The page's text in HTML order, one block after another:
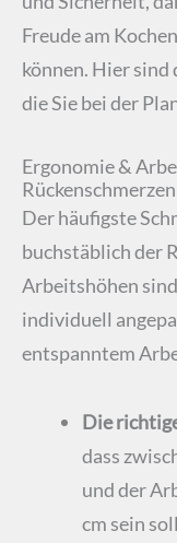
Freude am
können. Hier sind
die Sie bei der
Ergonomie &
Rückenschmerzen
Der häufigste
buchstäblich der
Arbeitshöhen
individuell
entspanntem
Die
dass
und der
cm sein